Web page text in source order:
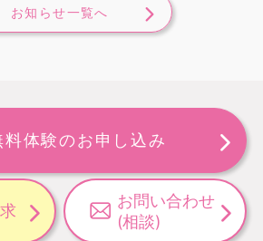
お知らせ一覧へ
料体験のお申し込み
お問い合わせ
(相談)